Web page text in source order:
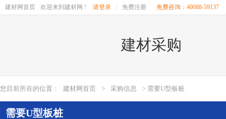
建材网首页 欢迎来到建材网 ! 请登录 免费注册 免费咨询：40088-59137
建材采购
您目前所在的位置： 建材网首页 > 采购信息 > 需要U型板桩
需要U型板桩